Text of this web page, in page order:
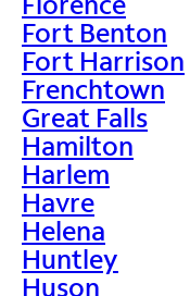
Fort Benton
Fort Harrison
Frenchtown
Great Falls
Hamilton
Harlem
Havre
Helena
Huntley
Huson